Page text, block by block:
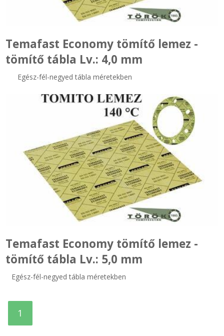
Temafast Economy tömítő lemez -
tömítő tábla Lv.: 4,0 mm
Egész-fél-negyed tábla méretekben
Temafast Economy tömítő lemez -
tömítő tábla Lv.: 5,0 mm
Egész-fél-negyed tábla méretekben
1